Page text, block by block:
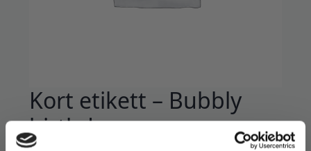
Kort etikett – Bubbly
birthday